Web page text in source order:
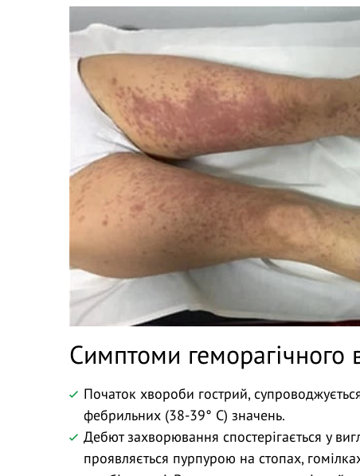
Симптоми геморагічного
Початок хвороби гострий,
фебрильних (38-39° С) значень.
Дебют захворювання спостерігається у
проявляється пурпурою на стопах,